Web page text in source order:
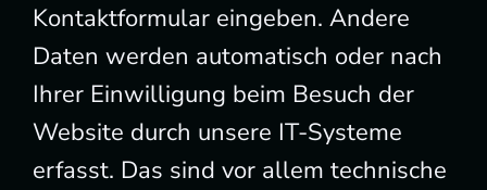
Kontaktformular eingeben. Andere
Daten werden automatisch oder nach
Ihrer Einwilligung beim Besuch der
Website durch unsere IT-Systeme
erfasst. Das sind vor allem technische